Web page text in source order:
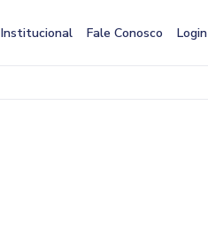
Institucional Fale Conosco Login